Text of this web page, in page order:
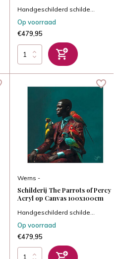
Handgeschilderd schilde...
Op voorraad
€479,95
Werns -
Schilderij The Parrots of Percy
Acryl op Canvas 100x100cm
Handgeschilderd schilde...
Op voorraad
€479,95